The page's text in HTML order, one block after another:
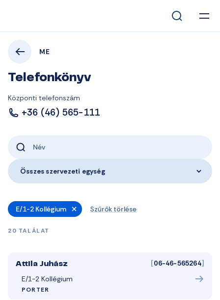
ME
Telefonkönyv
Központi telefonszám
+36 (46) 565-111
Összes szervezeti egység
E/1-2 Kollégium Szűrők törlése
20 TALÁLAT
Attila Juhász [06-46-565264]
E/1-2 Kollégium
PORTER